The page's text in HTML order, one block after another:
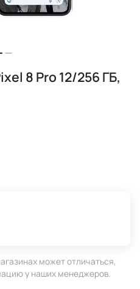
8 Pro 12/256 ГБ,
может отличаться,
у наших менеджеров.